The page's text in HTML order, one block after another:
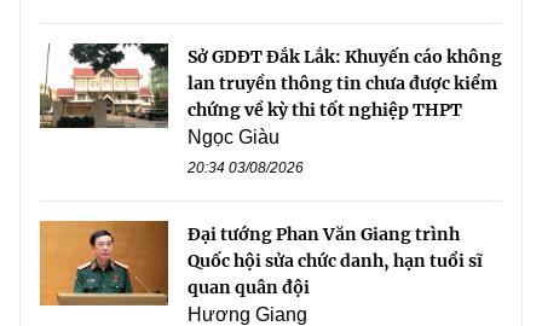
Sở GDĐT Đắk Lắk: Khuyến cáo không
lan truyền thông tin chưa được kiểm
chứng về kỳ thi tốt nghiệp THPT
Ngọc Giàu
20:34 03/08/2026
Đại tướng Phan Văn Giang trình
Quốc hội sửa chức danh, hạn tuổi sĩ
quan quân đội
Hương Giang